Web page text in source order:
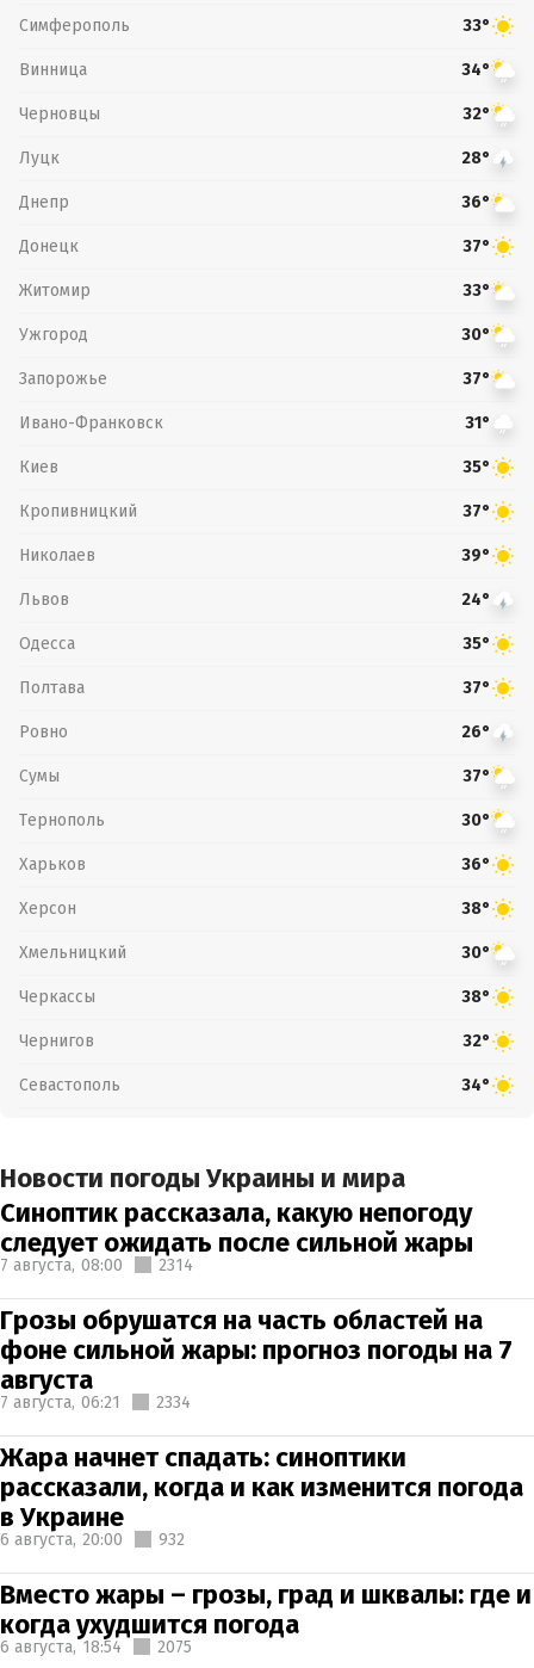
Симферополь 33°
Винница 34°
Черновцы 32°
Луцк 28°
Днепр 36°
Донецк 37°
Житомир 33°
Ужгород 30°
Запорожье 37°
Ивано-Франковск 31°
Киев 35°
Кропивницкий 37°
Николаев 39°
Львов 24°
Одесса 35°
Полтава 37°
Ровно 26°
Сумы 37°
Тернополь 30°
Харьков 36°
Херсон 38°
Хмельницкий 30°
Черкассы 38°
Чернигов 32°
Севастополь 34°
Новости погоды Украины и мира
Синоптик рассказала, какую непогоду
следует ожидать после сильной жары
7 августа, 08:00 2314
Грозы обрушатся на часть областей на
фоне сильной жары: прогноз погоды на 7
августа
7 августа, 06:21 2334
Жара начнет спадать: синоптики
рассказали, когда и как изменится погода
в Украине
6 августа, 20:00 932
Вместо жары – грозы, град и шквалы: где и
когда ухудшится погода
6 августа, 18:54 2075